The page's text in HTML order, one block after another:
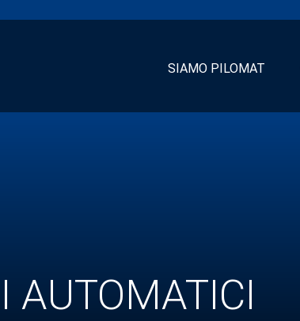
SIAMO PILOMAT
AUTOMATICI